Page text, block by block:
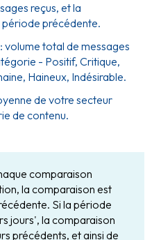
reçus, et la
précédente.
: volume total de messages
- Positif, Critique,
Haineux, Indésirable.
de votre secteur
de contenu.
comparaison
la comparaison est
Si la période
jours', la comparaison
précédents, et ainsi de